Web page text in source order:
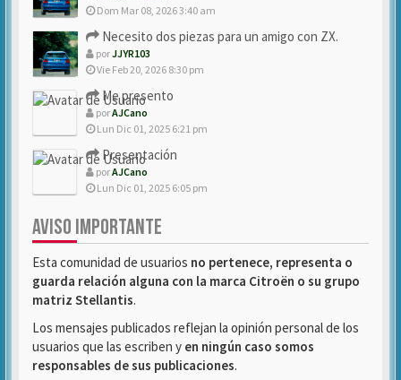
Dom Mar 08, 2026 3:40 am
Necesito dos piezas para un amigo con ZX.
porJJYR103
Vie Feb 20, 2026 8:30 pm
Me presento
porAJCano
Lun Dic 01, 2025 6:21 pm
Presentación
porAJCano
Lun Dic 01, 2025 6:05 pm
AVISO IMPORTANTE
Esta comunidad de usuarios no pertenece, representa o
guarda relación alguna con la marca Citroën o su grupo
matriz Stellantis.
Los mensajes publicados reflejan la opinión personal de los
usuarios que las escriben y en ningún caso somos
responsables de sus publicaciones.